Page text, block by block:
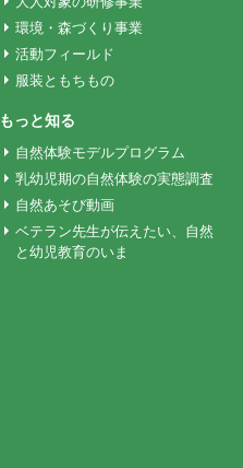
環境・森づくり事業
活動フィールド
服装ともちもの
もっと知る
自然体験モデルプログラム
乳幼児期の自然体験の実態調査
自然あそび動画
ベテラン先生が伝えたい、自然
と幼児教育のいま